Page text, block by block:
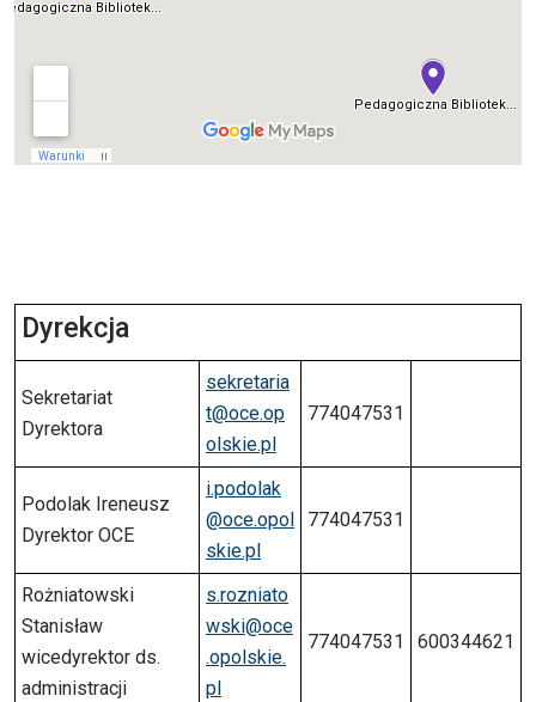
Dyrekcja
Sekretariat
Dyrektora
sekretaria
t@oce.op
olskie.pl
774047531
Podolak Ireneusz
Dyrektor OCE
i.podolak
@oce.opol
skie.pl
774047531
Rożniatowski
Stanisław
wicedyrektor ds.
administracji
s.rozniato
wski@oce
.opolskie.
pl
774047531 600344621